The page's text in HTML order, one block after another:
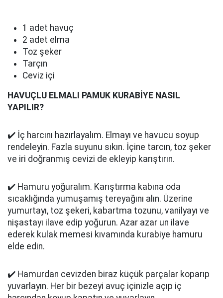
1 adet havuç
2 adet elma
Toz şeker
Tarçın
Ceviz içi
HAVUÇLU ELMALI PAMUK KURABİYE NASIL
YAPILIR?
✔️ İç harcını hazırlayalım. Elmayı ve havucu soyup
rendeleyin. Fazla suyunu sıkın. İçine tarcın, toz şeker
ve iri doğranmış cevizi de ekleyip karıştırın.
✔️ Hamuru yoğuralım. Karıştırma kabına oda
sıcaklığında yumuşamış tereyağını alın. Üzerine
yumurtayı, toz şekeri, kabartma tozunu, vanilyayı ve
nişastayı ilave edip yoğurun. Azar azar un ilave
ederek kulak memesi kıvamında kurabiye hamuru
elde edin.
✔️ Hamurdan cevizden biraz küçük parçalar koparıp
yuvarlayın. Her bir bezeyi avuç içinizle açıp iç